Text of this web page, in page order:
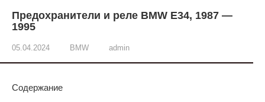
Предохранители и реле BMW E34, 1987 —
1995
05.04.2024 BMW admin
Содержание